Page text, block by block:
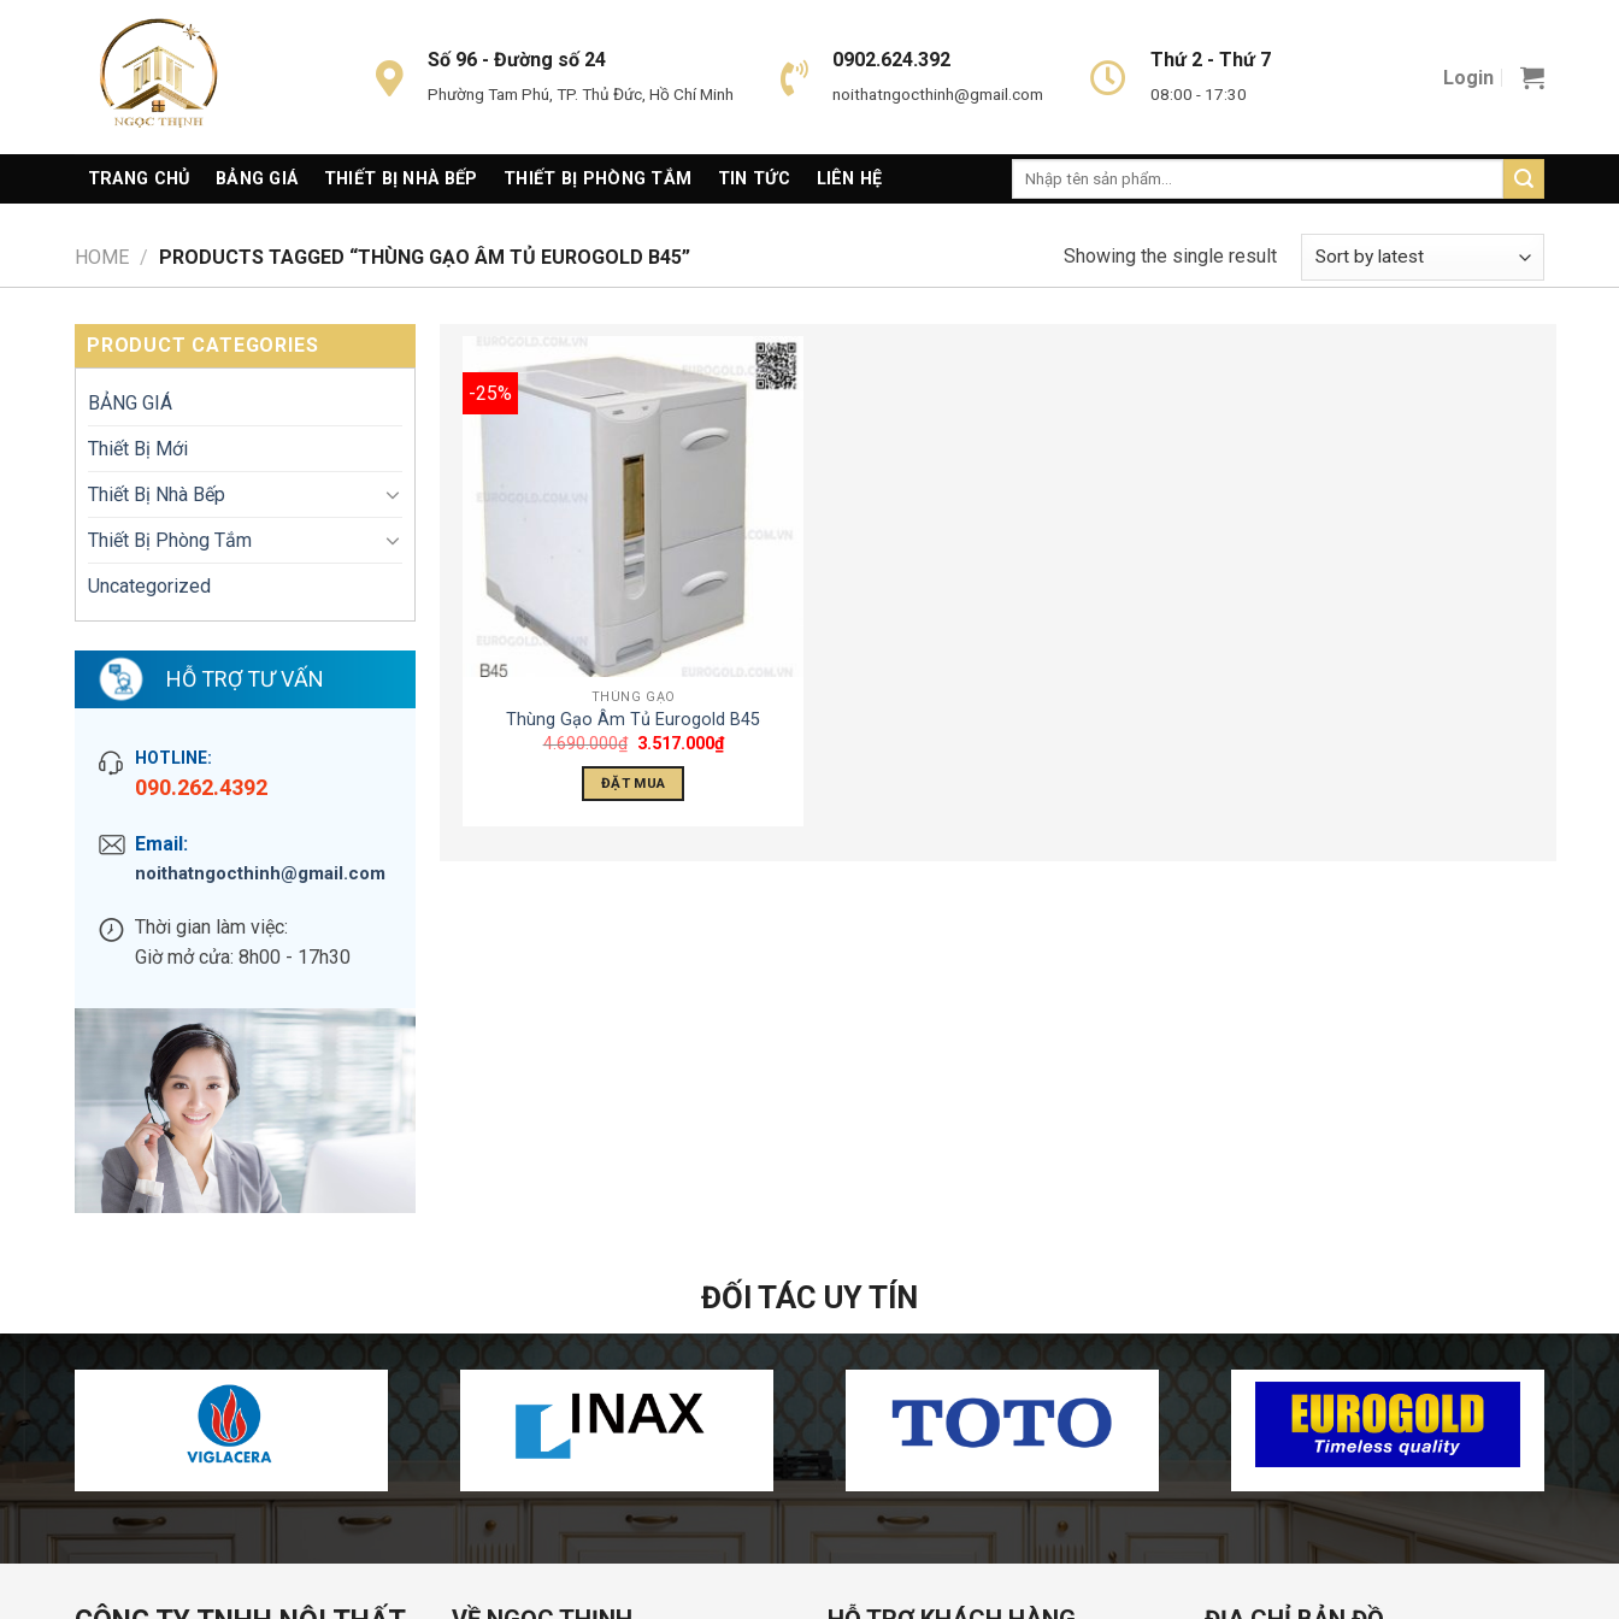
Số 96 - Đường số 24
Phường Tam Phú, TP. Thủ Đức, Hồ Chí Minh
0902.624.392
noithatngocthinh@gmail.com
Thứ 2 - Thứ 7
08:00 - 17:30
Login
TRANG CHỦ BẢNG GIÁ THIẾT BỊ NHÀ BẾP THIẾT BỊ PHÒNG TẮM TIN TỨC LIÊN HỆ
Search
HOME / PRODUCTS TAGGED “THÙNG GẠO ÂM TỦ EUROGOLD B45” Showing the single result
PRODUCT CATEGORIES
BẢNG GIÁ
Thiết Bị Mới
Thiết Bị Nhà Bếp
Thiết Bị Phòng Tắm
Uncategorized
HỖ TRỢ TƯ VẤN
HOTLINE:
090.262.4392
Email:
noithatngocthinh@gmail.com
Thời gian làm việc:
Giờ mở cửa: 8h00 - 17h30
-25%
THÙNG GẠO
Thùng Gạo Âm Tủ Eurogold B45
4.690.000₫ 3.517.000₫
ĐẶT MUA
ĐỐI TÁC UY TÍN